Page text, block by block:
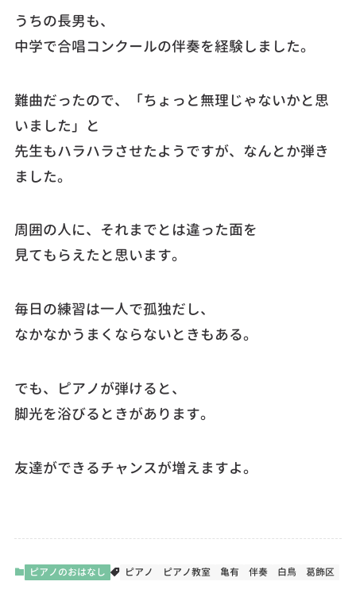
うちの長男も、
中学で合唱コンクールの伴奏を経験しました。
難曲だったので、「ちょっと無理じゃないかと思
いました」と
先生もハラハラさせたようですが、なんとか弾き
ました。
周囲の人に、それまでとは違った面を
見てもらえたと思います。
毎日の練習は一人で孤独だし、
なかなかうまくならないときもある。
でも、ピアノが弾けると、
脚光を浴びるときがあります。
友達ができるチャンスが増えますよ。
ピアノのおはなし ピアノ ピアノ教室 亀有 伴奏 白鳥 葛飾区